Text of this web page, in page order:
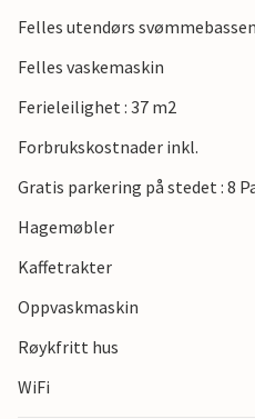
Felles utendørs
Felles vaskemaskin
Ferieleilighet : 37 m2
Forbrukskostnader inkl.
Gratis parkering på stedet : 8
Hagemøbler
Kaffetrakter
Oppvaskmaskin
Røykfritt hus
WiFi